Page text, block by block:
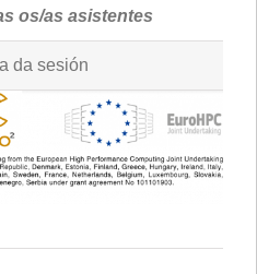
os/as asistentes
da sesión